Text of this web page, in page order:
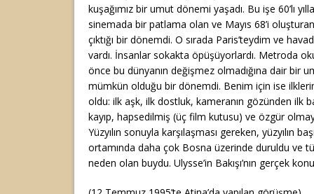
kuşağımız bir umut dönemi yaşadı. Bu işe 60’lı
sinemada bir patlama olan ve Mayıs 68’i
çıktığı bir dönemdi. O sırada Paris’teydim ve
vardı. İnsanlar sokakta öpüşüyorlardı. Metroda
önce bu dünyanın değişmez olmadığına dair bir
mümkün olduğu bir dönemdi. Benim için ise
oldu: ilk aşk, ilk dostluk, kameranın gözünden ilk
kayıp, hapsedilmiş (üç film kutusu) ve özgür
Yüzyılın sonuyla karşılaşması gereken, yüzyılın
ortamında daha çok Bosna üzerinde duruldu ve
neden olan buydu. Ulysse’in Bakışı’nın gerçek